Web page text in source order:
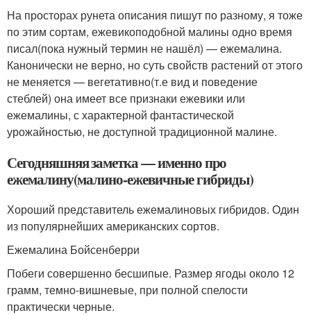
На просторах рунета описания пишут по разному, я тоже
по этим сортам, ежевикоподобной малины одно время
писал(пока нужный термин не нашёл) — ежемалина.
Канонически не верно, но суть свойств растений от этого
не меняется — вегетативно(т.е вид и поведение
стеблей) она имеет все признаки ежевики или
ежемалины, с характерной фантастической
урожайностью, не доступной традиционной малине.
Сегодняшняя заметка — именно про
ежемалину(малино-ежевичные гибриды)
Хороший представитель ежемалиновых гибридов. Один
из популярнейших американских сортов.
Ежемалина Бойсенберри
Побеги совершенно бесшипые. Размер ягоды около 12
грамм, темно-вишневые, при полной спелости
практически черные.